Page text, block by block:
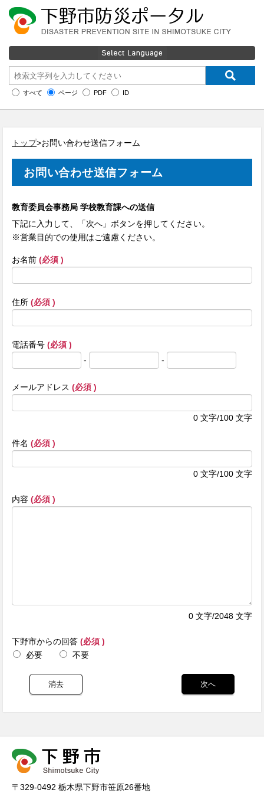
すべて ページ PDF ID
トップ>お問い合わせ送信フォーム
お問い合わせ送信フォーム
教育委員会事務局 学校教育課への送信
下記に入力して、「次へ」ボタンを押してください。
※営業目的での使用はご遠慮ください。
お名前 (必須 )
住所 (必須 )
電話番号 (必須 )
-
-
メールアドレス (必須 )
0 文字/100 文字
件名 (必須 )
0 文字/100 文字
内容 (必須 )
0 文字/2048 文字
下野市からの回答 (必須 )
必要
不要
〒329-0492 栃木県下野市笹原26番地